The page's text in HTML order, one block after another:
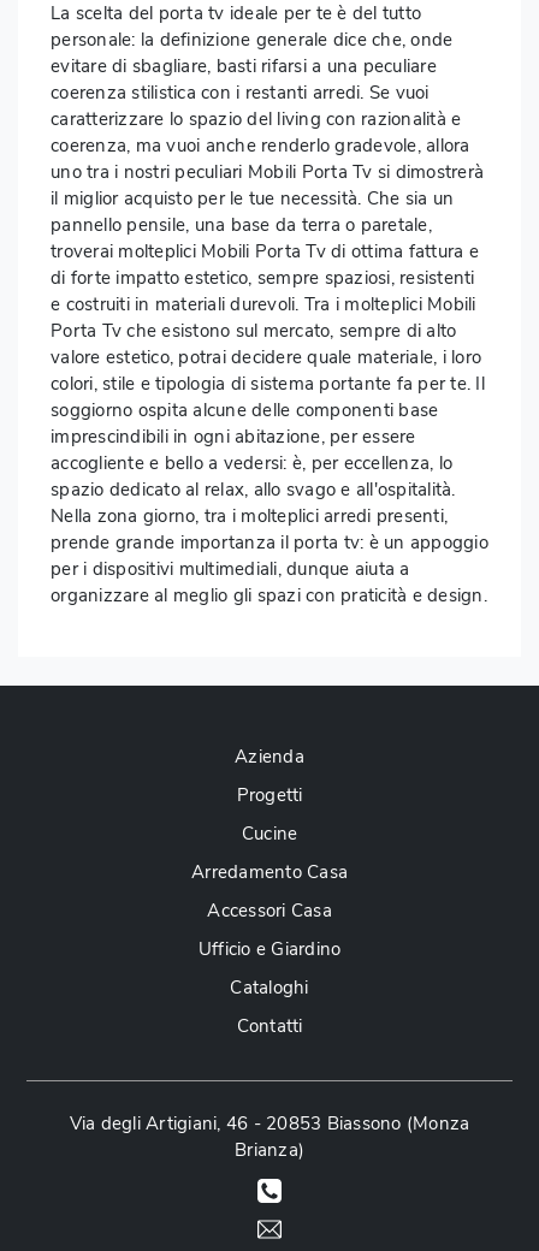
La scelta del porta tv ideale per te è del tutto
personale: la definizione generale dice che, onde
evitare di sbagliare, basti rifarsi a una peculiare
coerenza stilistica con i restanti arredi. Se vuoi
caratterizzare lo spazio del living con razionalità e
coerenza, ma vuoi anche renderlo gradevole, allora
uno tra i nostri peculiari Mobili Porta Tv si dimostrerà
il miglior acquisto per le tue necessità. Che sia un
pannello pensile, una base da terra o paretale,
troverai molteplici Mobili Porta Tv di ottima fattura e
di forte impatto estetico, sempre spaziosi, resistenti
e costruiti in materiali durevoli. Tra i molteplici Mobili
Porta Tv che esistono sul mercato, sempre di alto
valore estetico, potrai decidere quale materiale, i loro
colori, stile e tipologia di sistema portante fa per te. Il
soggiorno ospita alcune delle componenti base
imprescindibili in ogni abitazione, per essere
accogliente e bello a vedersi: è, per eccellenza, lo
spazio dedicato al relax, allo svago e all'ospitalità.
Nella zona giorno, tra i molteplici arredi presenti,
prende grande importanza il porta tv: è un appoggio
per i dispositivi multimediali, dunque aiuta a
organizzare al meglio gli spazi con praticità e design.
Azienda
Progetti
Cucine
Arredamento Casa
Accessori Casa
Ufficio e Giardino
Cataloghi
Contatti
Via degli Artigiani, 46 - 20853 Biassono (Monza
Brianza)